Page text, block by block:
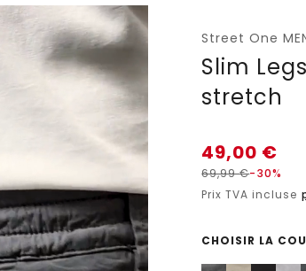
Street One
Slim
stretch
49,00 €
69,99€-30%
Prix TVA incluse
CHOISIR LA